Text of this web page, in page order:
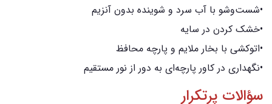
•شست‌وشو با آب سرد و شوینده بدون آنزیم
•خشک کردن در سایه
•اتوکشی با بخار ملایم و پارچه محافظ
•نگهداری در کاور پارچه‌ای به دور از نور مستقیم
سؤالات پرتکرار